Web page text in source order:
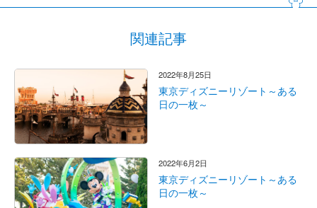
関連記事
2022年8月25日
東京ディズニーリゾート～ある
日の一枚～
2022年6月2日
東京ディズニーリゾート～ある
日の一枚～